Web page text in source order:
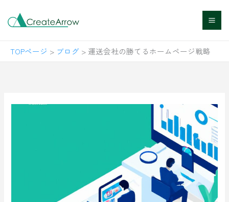
TOPページ > ブログ > 運送会社の勝てるホームページ戦略